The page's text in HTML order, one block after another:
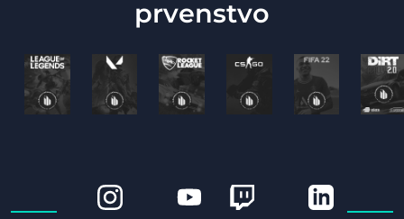
prvenstvo